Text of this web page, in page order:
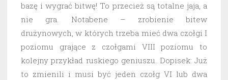
bazę i wygrać bitwę! To przecież są totalne jaja, a
nie gra. Notabene – zrobienie bitew
drużynowych, w których trzeba mieć dwa czołgi I
poziomu grające z czołgami VIII poziomu to
kolejny przykład ruskiego geniuszu. Dopisek: Już
to zmienili i musi być jeden czołg VI lub dwa